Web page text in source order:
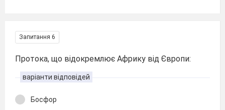
Запитання 6
Протока, що відокремлює Африку від Європи:
варіанти відповідей
Босфор